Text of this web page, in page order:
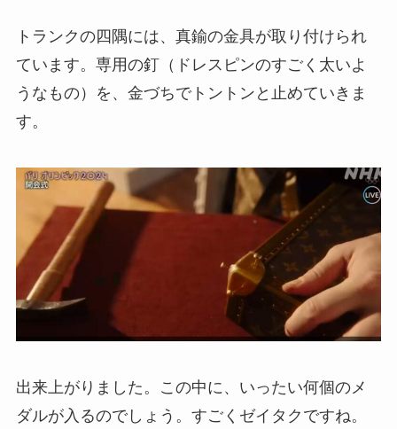
トランクの四隅には、真鍮の金具が取り付けられ
ています。専用の釘（ドレスピンのすごく太いよ
うなもの）を、金づちでトントンと止めていきま
す。
出来上がりました。この中に、いったい何個のメ
ダルが入るのでしょう。すごくゼイタクですね。